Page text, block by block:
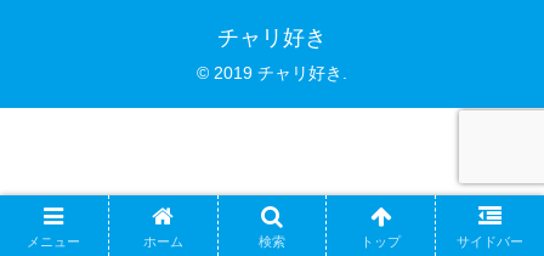
チャリ好き
© 2019 チャリ好き.
メニュー ホーム 検索 トップ サイドバー